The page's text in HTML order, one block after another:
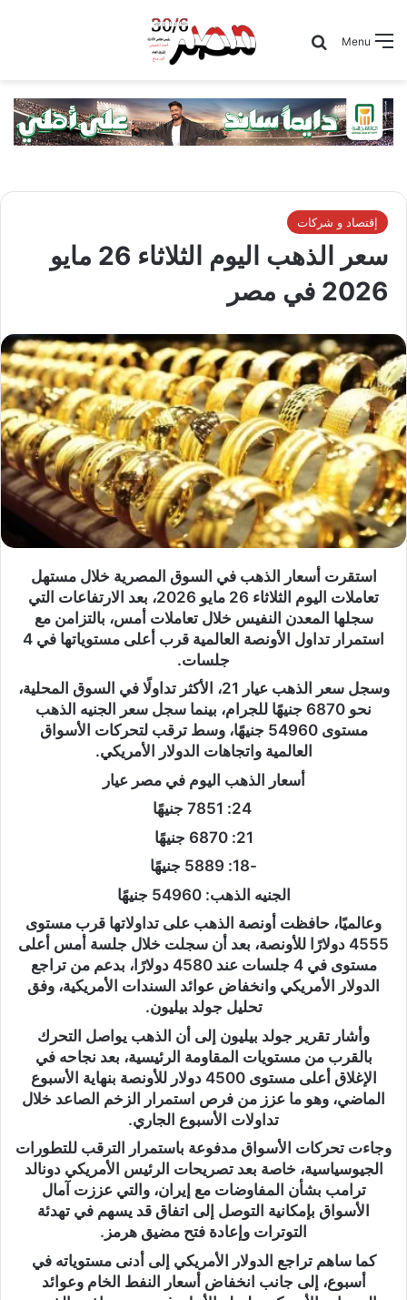
Menu
Search for
إقتصاد و شركات
سعر الذهب اليوم الثلاثاء 26 مايو
2026 في مصر
استقرت أسعار الذهب في السوق المصرية خلال مستهل
تعاملات اليوم الثلاثاء 26 مايو 2026، بعد الارتفاعات التي
سجلها المعدن النفيس خلال تعاملات أمس، بالتزامن مع
استمرار تداول الأونصة العالمية قرب أعلى مستوياتها في 4
جلسات.
وسجل سعر الذهب عيار 21، الأكثر تداولًا في السوق المحلية،
نحو 6870 جنيهًا للجرام، بينما سجل سعر الجنيه الذهب
مستوى 54960 جنيهًا، وسط ترقب لتحركات الأسواق
العالمية واتجاهات الدولار الأمريكي.
أسعار الذهب اليوم في مصر عيار
24: 7851 جنيهًا
21: 6870 جنيهًا
-18: 5889 جنيهًا
الجنيه الذهب: 54960 جنيهًا
وعالميًا، حافظت أونصة الذهب على تداولاتها قرب مستوى
4555 دولارًا للأونصة، بعد أن سجلت خلال جلسة أمس أعلى
مستوى في 4 جلسات عند 4580 دولارًا، بدعم من تراجع
الدولار الأمريكي وانخفاض عوائد السندات الأمريكية، وفق
تحليل جولد بيليون.
وأشار تقرير جولد بيليون إلى أن الذهب يواصل التحرك
بالقرب من مستويات المقاومة الرئيسية، بعد نجاحه في
الإغلاق أعلى مستوى 4500 دولار للأونصة بنهاية الأسبوع
الماضي، وهو ما عزز من فرص استمرار الزخم الصاعد خلال
تداولات الأسبوع الجاري.
وجاءت تحركات الأسواق مدفوعة باستمرار الترقب للتطورات
الجيوسياسية، خاصة بعد تصريحات الرئيس الأمريكي دونالد
ترامب بشأن المفاوضات مع إيران، والتي عززت آمال
الأسواق بإمكانية التوصل إلى اتفاق قد يسهم في تهدئة
التوترات وإعادة فتح مضيق هرمز.
كما ساهم تراجع الدولار الأمريكي إلى أدنى مستوياته في
أسبوع، إلى جانب انخفاض أسعار النفط الخام وعوائد